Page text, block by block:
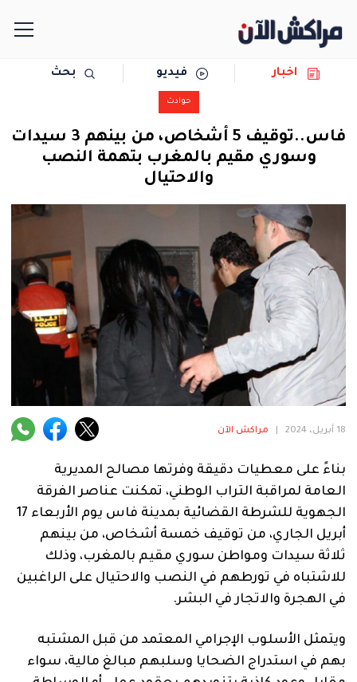
سياسة
رياضة
حوادث
دولية
المرأة
فنية
منوعة
آراء
اخبار فيديو بحث
حوادث
فاس..توقيف 5 أشخاص، من بينهم 3 سيدات
وسوري مقيم بالمغرب بتهمة النصب
والاحتيال
18 أبريل، 2024 مراكش الآن
بناءً على معطيات دقيقة وفرتها مصالح المديرية
العامة لمراقبة التراب الوطني، تمكنت عناصر الفرقة
الجهوية للشرطة القضائية بمدينة فاس يوم الأربعاء 17
أبريل الجاري، من توقيف خمسة أشخاص، من بينهم
ثلاثة سيدات ومواطن سوري مقيم بالمغرب، وذلك
للاشتباه في تورطهم في النصب والاحتيال على الراغبين
في الهجرة والاتجار في البشر.
ويتمثل الأسلوب الإجرامي المعتمد من قبل المشتبه
بهم في استدراج الضحايا وسلبهم مبالغ مالية، سواء